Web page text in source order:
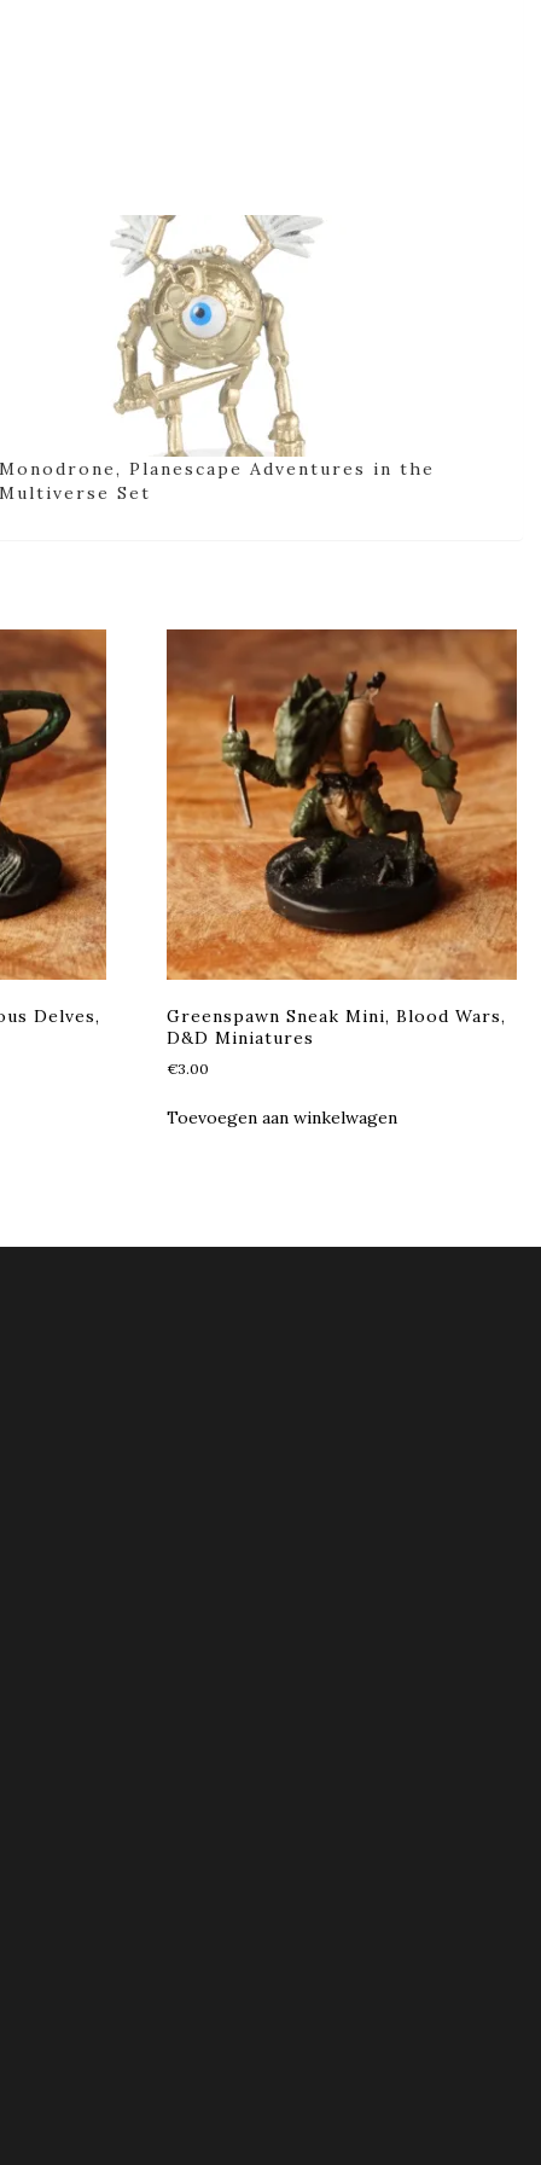
Monodrone, Planescape Adventures in the
Multiverse Set
Delves,
Greenspawn Sneak Mini, Blood Wars,
D&D Miniatures
€3.00
Toevoegen aan winkelwagen